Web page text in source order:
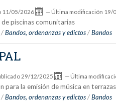
11/05/2026 — Última modificación 19/
piscinas comunitarias
/Bandos, ordenanzas y edictos /Bandos
29/12/2025 — Última
para la emisión de música en
/Bandos, ordenanzas y edictos /Bandos